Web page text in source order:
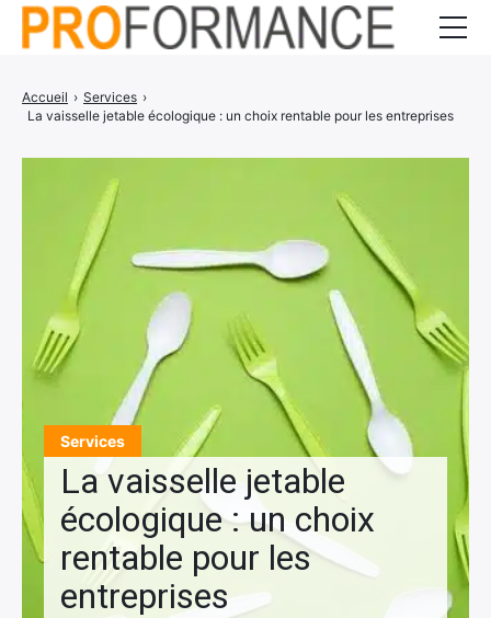
Services
La vaisselle jetable
écologique : un choix
rentable pour les
entreprises
Accueil › Services ›
La vaisselle jetable écologique : un choix rentable pour les entreprises
Gestion d’entreprise
CONTACT